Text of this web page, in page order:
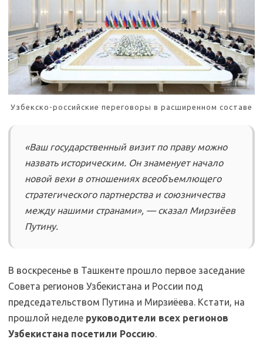
Узбекско-российские переговоры в расширенном составе
«Ваш государственный визит по праву можно
назвать историческим. Он знаменует начало
новой вехи в отношениях всеобъемлющего
стратегического партнерства и союзничества
между нашими странами», — сказал Мирзиёев
Путину.
В воскресенье в Ташкенте прошло первое заседание
Совета регионов Узбекистана и России под
председательством Путина и Мирзиёева. Кстати, на
прошлой неделе руководители всех регионов
Узбекистана посетили Россию.